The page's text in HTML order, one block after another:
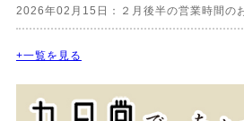
2026年02月15日：２月後半の営業時間の
+一覧を見る